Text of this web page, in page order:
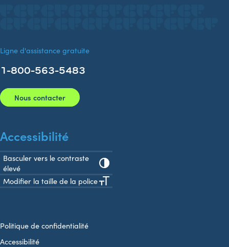
Accessibilité
Basculer vers le contraste
élevé
Modifier la taille de la police
Politique de confidentialité
Accessibilité
Ligne d'assistance gratuite
1-800-563-5483
Nous contacter